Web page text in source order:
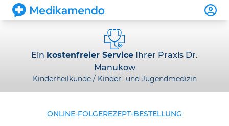
Ein kostenfreier Service Ihrer Praxis Dr.
Manukow
Kinderheilkunde / Kinder- und Jugendmedizin
ONLINE-FOLGEREZEPT-BESTELLUNG